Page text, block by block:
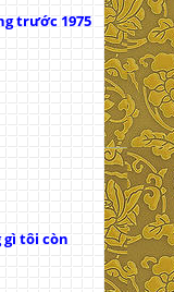
trước 1975
tôi còn